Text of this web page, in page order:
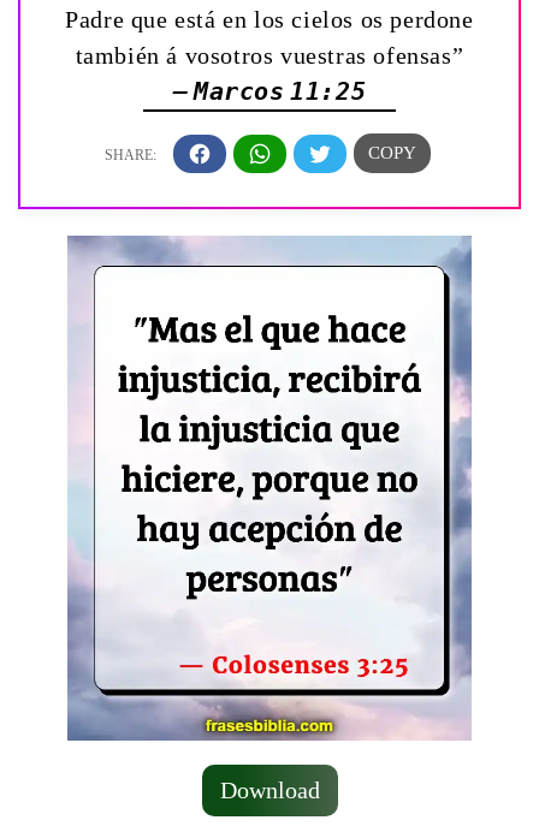
Padre que está en los cielos os perdone
también á vosotros vuestras ofensas”
— Marcos 11:25
Download